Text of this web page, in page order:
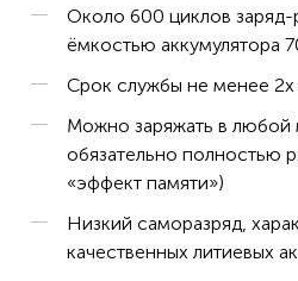
Около 600 циклов
ёмкостью аккумулятора
Срок службы не менее 2х
Можно заряжать в любой
обязательно полностью
«эффект памяти»)
Низкий саморазряд,
качественных литиевых